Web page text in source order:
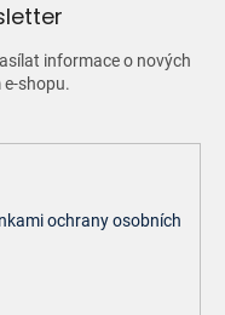
informace o nových
shopu.
ochrany osobních